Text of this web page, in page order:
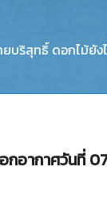
ยบริสุทธิ์ ดอกไม้ยั
อากาศวันที่